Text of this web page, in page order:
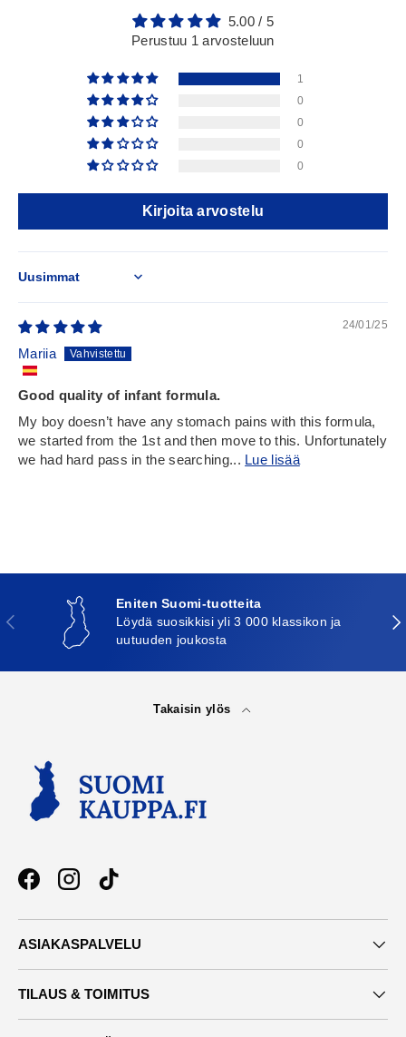
5.00 / 5
Perustuu 1 arvosteluun
1
0
0
0
0
Kirjoita arvostelu
Sort by
24/01/25
Mariia
Good quality of infant formula.
My boy doesn’t have any stomach pains with this formula,
we started from the 1st and then move to this. Unfortunately
we had hard pass in the searching... Lue lisää
Edellinen
Eniten Suomi-tuotteita
Löydä suosikkisi yli 3 000 klassikon ja
uutuuden joukosta
Takaisin ylös
FacebookInstagramTikTok
ASIAKASPALVELU
TILAUS & TOIMITUS